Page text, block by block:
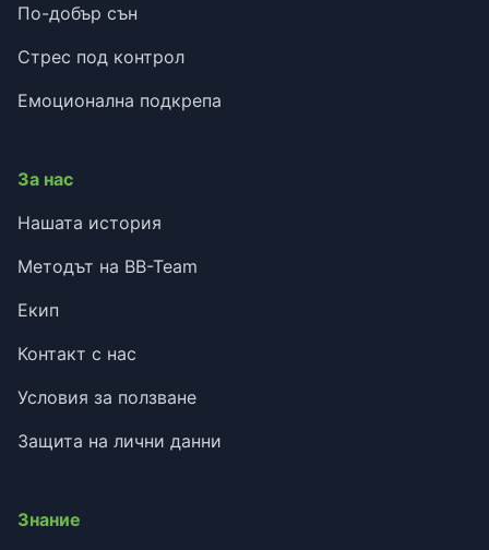
По-добър сън
Стрес под контрол
Емоционална подкрепа
За нас
Нашата история
Методът на BB-Team
Екип
Контакт с нас
Условия за ползване
Защита на лични данни
Знание